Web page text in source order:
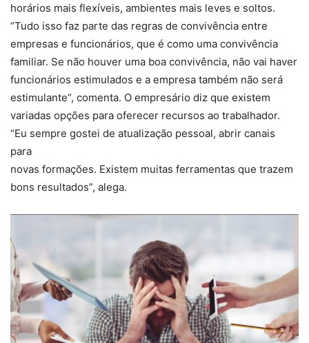
horários mais flexíveis, ambientes mais leves e soltos.
“Tudo isso faz parte das regras de convivência entre
empresas e funcionários, que é como uma convivência
familiar. Se não houver uma boa convivência, não vai haver
funcionários estimulados e a empresa também não será
estimulante”, comenta. O empresário diz que existem
variadas opções para oferecer recursos ao trabalhador.
“Eu sempre gostei de atualização pessoal, abrir canais
para
novas formações. Existem muitas ferramentas que trazem
bons resultados”, alega.